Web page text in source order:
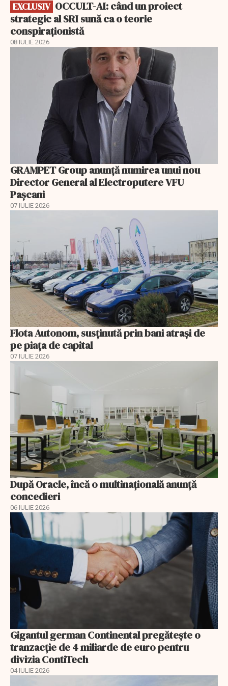
EXCLUSIV
strategic al SRI sună ca o teorie
conspiraționistă
08 IULIE 2026
GRAMPET Group anunță numirea unui nou
Director General al Electroputere VFU
Pașcani
07 IULIE 2026
Flota Autonom, susținută prin bani atrași de
pe piața de capital
07 IULIE 2026
După Oracle, încă o multinaţională anunţă
concedieri
06 IULIE 2026
Gigantul german Continental pregătește o
tranzacție de 4 miliarde de euro pentru
divizia ContiTech
04 IULIE 2026